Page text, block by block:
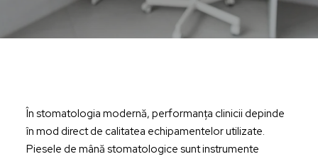
În stomatologia modernă, performanța clinicii depinde
în mod direct de calitatea echipamentelor utilizate.
Piesele de mână stomatologice sunt instrumente